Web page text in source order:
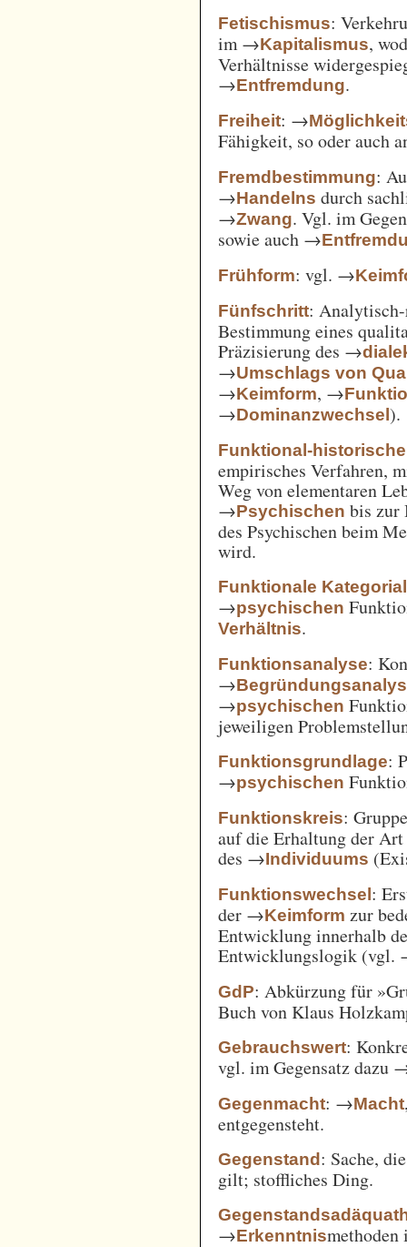
Fetischismus:
im →Kapitalismus,
Verhältnisse
→Entfremdung.
Freiheit: →
Fähigkeit, so oder auch
Fremdbestimmung:
→Handelns durch
→Zwang. Vgl. im
sowie auch →
Frühform: vgl. →
Fünfschritt:
Bestimmung eines
Präzisierung des →
→Umschlags von
→Keimform, →
→Dominanzwechsel).
Funktional-
empirisches Verfahren,
Weg von elementaren
→Psychischen bis zur
des Psychischen beim
wird.
Funktionale
→psychischen
Verhältnis.
Funktionsanalyse:
→
→psychischen
jeweiligen
Funktionsgrundlage:
→psychischen
Funktionskreis:
auf die Erhaltung der
des →Individuums
Funktionswechsel:
der →Keimform zur
Entwicklung innerhalb
Entwicklungslogik
GdP: Abkürzung für
Buch von Klaus
Gebrauchswert:
vgl. im Gegensatz dazu
Gegenmacht: →Macht
entgegensteht.
Gegenstand: Sache,
gilt; stoffliches Ding.
→Erkenntnismethoden